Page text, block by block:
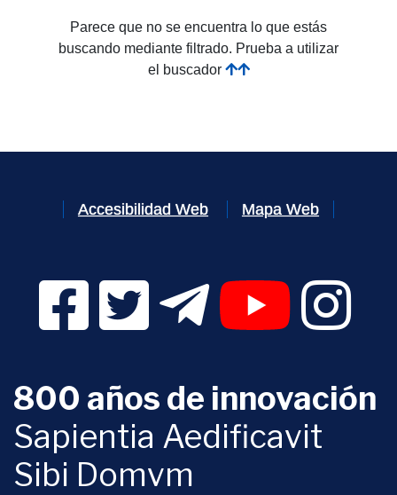
Parece que no se encuentra lo que estás
buscando mediante filtrado. Prueba a utilizar
el buscador
Accesibilidad Web Mapa Web
Facebook Digital UVa (se abrirá en una nueva
Twitter Digital UVa (se abrirá en una
Telegram Digital UVa (se
YouTube Digital
800 años de innovación
Sapientia Aedificavit
Sibi Domvm